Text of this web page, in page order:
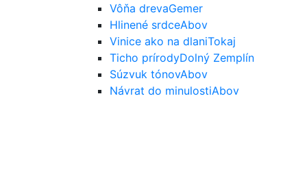
Vôňa drevaGemer
Hlinené srdceAbov
Vinice ako na dlaniTokaj
Ticho prírodyDolný Zemplín
Súzvuk tónovAbov
Návrat do minulostiAbov